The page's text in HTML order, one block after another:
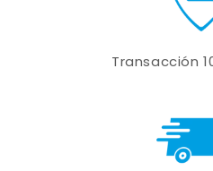
Transacción